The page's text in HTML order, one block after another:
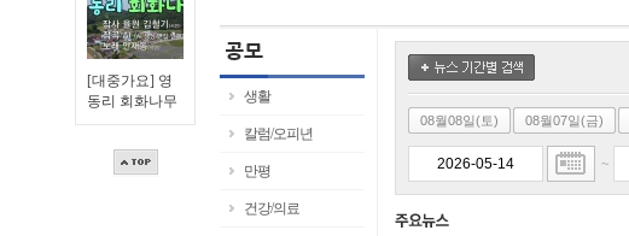
[대중가요] 영
동리 회화나무
생활
칼럼/오피년
만평
건강/의료
08월08일(토) 08월07일(금)
~